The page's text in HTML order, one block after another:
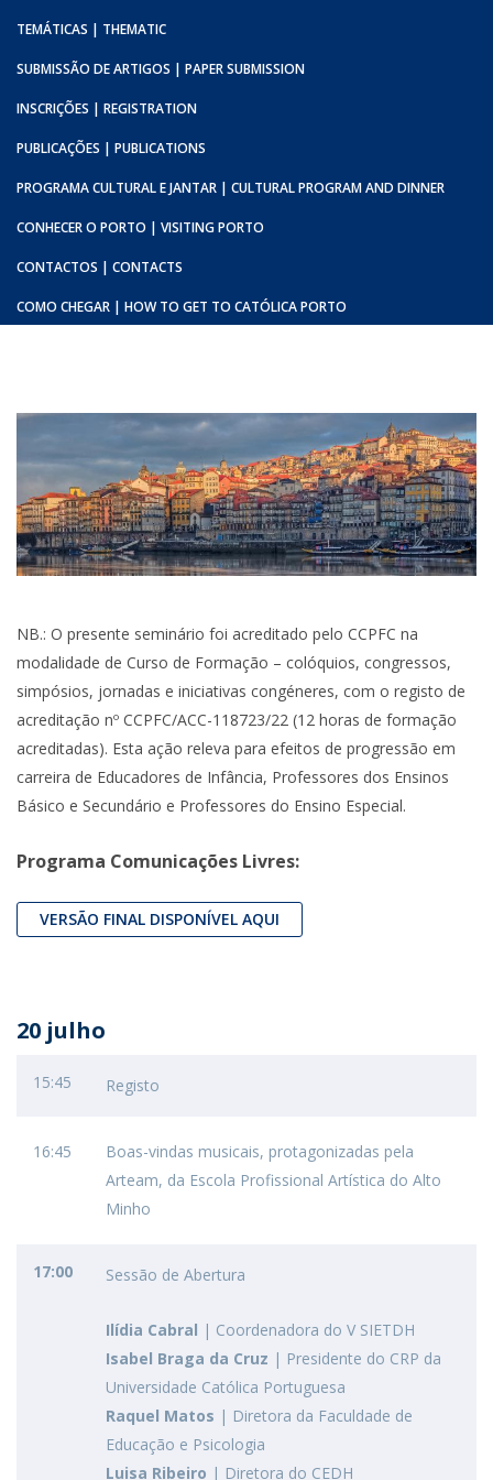
TEMÁTICAS | THEMATIC
SUBMISSÃO DE ARTIGOS | PAPER SUBMISSION
INSCRIÇÕES | REGISTRATION
PUBLICAÇÕES | PUBLICATIONS
PROGRAMA CULTURAL E JANTAR | CULTURAL PROGRAM AND DINNER
CONHECER O PORTO | VISITING PORTO
CONTACTOS | CONTACTS
COMO CHEGAR | HOW TO GET TO CATÓLICA PORTO
NB.: O presente seminário foi acreditado pelo CCPFC na
modalidade de Curso de Formação – colóquios, congressos,
simpósios, jornadas e iniciativas congéneres, com o registo de
acreditação nº CCPFC/ACC-118723/22 (12 horas de formação
acreditadas). Esta ação releva para efeitos de progressão em
carreira de Educadores de Infância, Professores dos Ensinos
Básico e Secundário e Professores do Ensino Especial.
Programa Comunicações Livres:
VERSÃO FINAL DISPONÍVEL AQUI
20 julho
15:45 Registo
16:45
Boas-vindas musicais, protagonizadas pela
Arteam, da Escola Profissional Artística do Alto
Minho
17:00 Sessão de Abertura
Ilídia Cabral | Coordenadora do V SIETDH
Isabel Braga da Cruz | Presidente do CRP da
Universidade Católica Portuguesa
Raquel Matos | Diretora da Faculdade de
Educação e Psicologia
Luisa Ribeiro | Diretora do CEDH